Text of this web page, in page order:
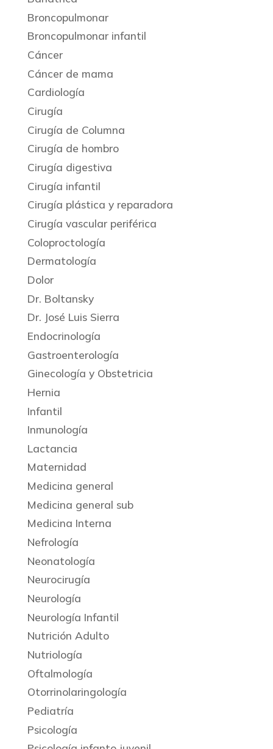
Broncopulmonar
Broncopulmonar infantil
Cáncer
Cáncer de mama
Cardiología
Cirugía
Cirugía de Columna
Cirugía de hombro
Cirugía digestiva
Cirugía infantil
Cirugía plástica y reparadora
Cirugía vascular periférica
Coloproctología
Dermatología
Dolor
Dr. Boltansky
Dr. José Luis Sierra
Endocrinología
Gastroenterología
Ginecología y Obstetricia
Hernia
Infantil
Inmunología
Lactancia
Maternidad
Medicina general
Medicina general sub
Medicina Interna
Nefrología
Neonatología
Neurocirugía
Neurología
Neurología Infantil
Nutrición Adulto
Nutriología
Oftalmología
Otorrinolaringología
Pediatría
Psicología